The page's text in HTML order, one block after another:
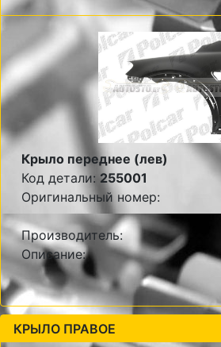
Крыло переднее (лев)
Код детали: 255001
Оригинальный номер:
Производитель:
Описание:
КРЫЛО ПРАВОЕ